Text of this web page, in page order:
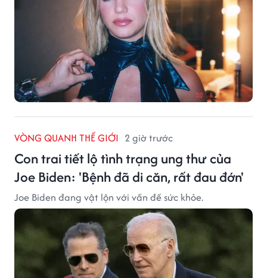
VÒNG QUANH THẾ GIỚI 2 giờ trước
Con trai tiết lộ tình trạng ung thư của
Joe Biden: 'Bệnh đã di căn, rất đau đớn'
Joe Biden đang vật lộn với vấn đề sức khỏe.